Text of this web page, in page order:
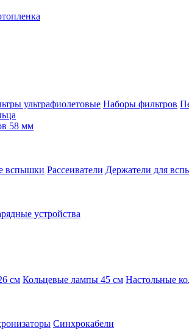
ультрафиолетовые Наборы фильтров
58 мм
вспышки Рассеиватели Держатели для
устройства
см Кольцевые лампы 45 см Настольные
Синхрокабели